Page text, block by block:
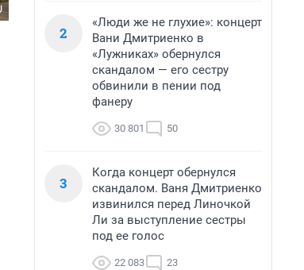
2
«Люди же не глухие»: концерт
Вани Дмитриенко в
«Лужниках» обернулся
скандалом — его сестру
обвинили в пении под
фанеру
30 801 50
3
Когда концерт обернулся
скандалом. Ваня Дмитриенко
извинился перед Линочкой
Ли за выступление сестры
под ее голос
22 083 23